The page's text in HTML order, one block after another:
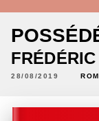
28/08/2019